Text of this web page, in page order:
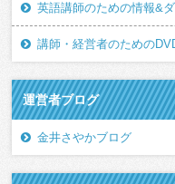
英語講師のための情報&
講師・経営者のための
運営者ブログ
金井さやかブログ